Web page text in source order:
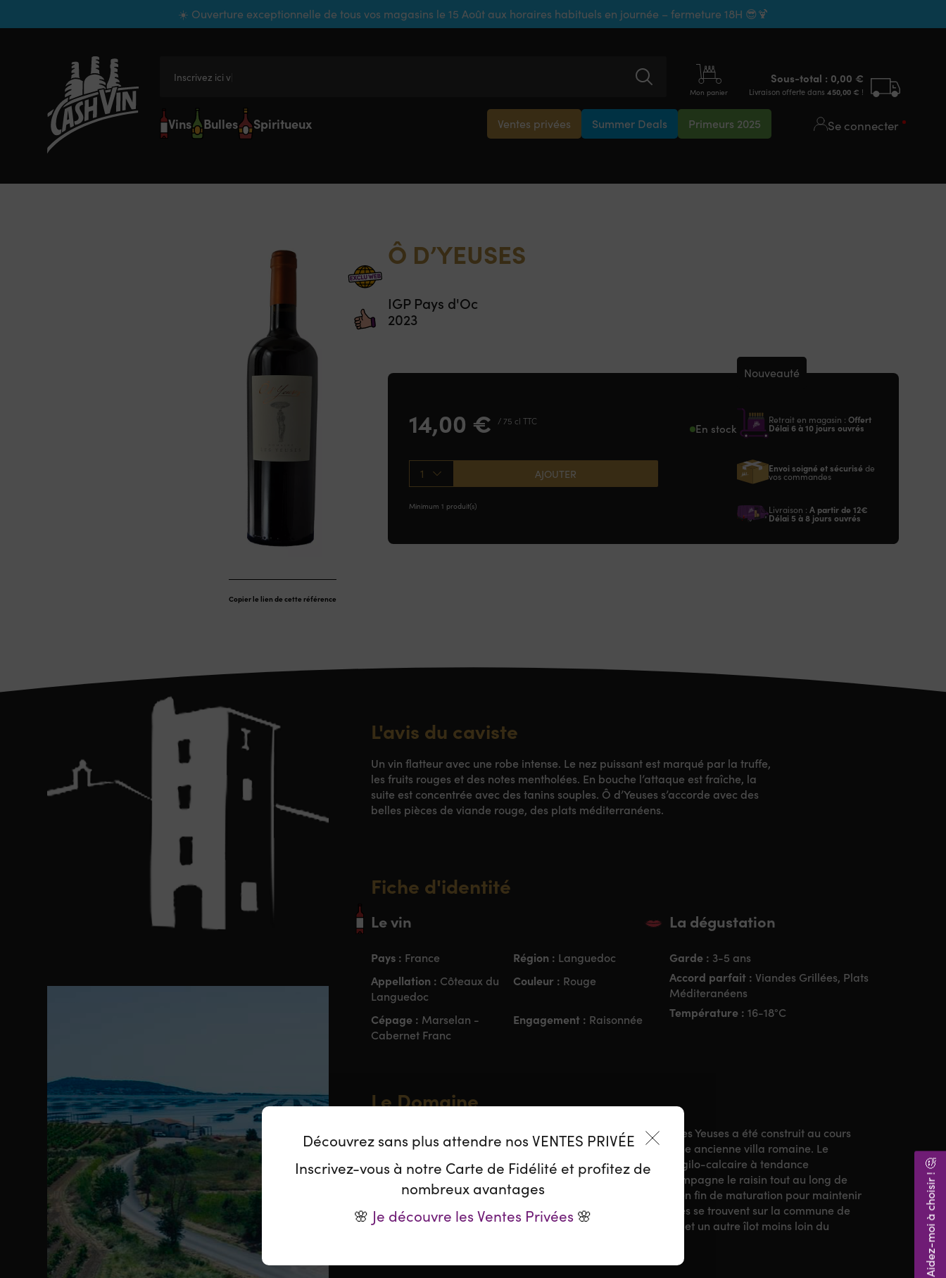
☀️ Ouverture exceptionnelle de tous vos magasins le 15 Août aux horaires habituels en journée – fermeture 18H 😎🍹
Inscrivez ici votr
Mon panier
Sous-total : 0,00 €
Livraison offerte dans 450,00 € !
Vins Bulles Spiritueux Ventes privées Summer Deals Primeurs 2025 Se connecter
Copier le lien de cette référence
Ô D’YEUSES
IGP Pays d'Oc
2023
14,00 € / 75 cl TTC En stock
1 AJOUTER
Minimum 1 produit(s)
Nouveauté
Retrait en magasin : Offert
Délai 6 à 10 jours ouvrés
Envoi soigné et sécurisé de
vos commandes
Livraison : A partir de 12€
Délai 5 à 8 jours ouvrés
L'avis du caviste
Un vin flatteur avec une robe intense. Le nez puissant est marqué par la truffe,
les fruits rouges et des notes mentholées. En bouche l’attaque est fraîche, la
suite est concentrée avec des tanins souples. Ô d’Yeuses s’accorde avec des
belles pièces de viande rouge, des plats méditerranéens.
Fiche d'identité
Le vin
Pays : France Région : Languedoc
Appellation : Côteaux du
Languedoc
Couleur : Rouge
Cépage : Marselan -
Cabernet Franc
Engagement : Raisonnée
La dégustation
Garde : 3-5 ans
Accord parfait : Viandes Grillées, Plats
Méditeranéens
Température : 16-18°C
Le Domaine
Entre le littoral et la garrigue méditerranéenne, le Domaine les Yeuses a été construit au cours
du XIII° siècle par l’ordre des Templiers à l’emplacement d’une ancienne villa romaine. Le
vignoble, de 80 Ha avec vue sur la mer, est situé sur un sol argilo-calcaire à tendance
sablonneuse en semi coteaux. Le climat méditerranéen accompagne le raisin tout au long de
l’année et la proximité de la mer ajoute un peu de fraîcheur en fin de maturation pour maintenir
le fruité caractéristique des vins du littoral. Quelques parcelles se trouvent sur la commune de
Loupian, ce sont des parcelles à l’aplomb du bassin de Thau, et un autre îlot moins loin du
Aidez-moi à choisir ! 🤔
Découvrez sans plus attendre nos VENTES PRIVÉES
Inscrivez-vous à notre Carte de Fidélité et profitez de
nombreux avantages
🌸 Je découvre les Ventes Privées 🌸